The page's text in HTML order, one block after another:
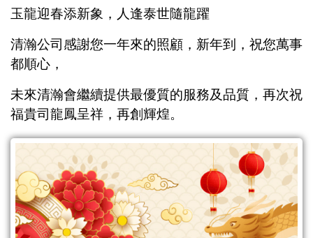
玉龍迎春添新象，人逢泰世隨龍躍
清瀚公司感謝您一年來的照顧，新年到，祝您萬事
都順心，
未來清瀚會繼續提供最優質的服務及品質，再次祝
福貴司龍鳳呈祥，再創輝煌。
Products
News
King Heart News
Exhibitions / Events
E-CATALOG
Contact Us